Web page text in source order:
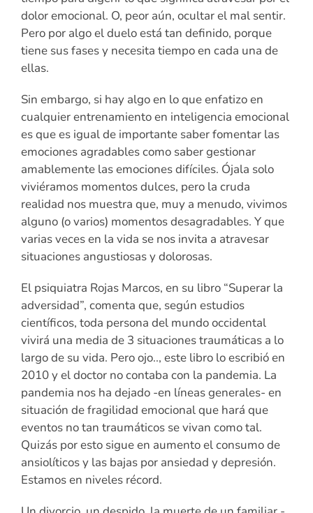
dolor emocional. O, peor aún, ocultar el mal sentir.
Pero por algo el duelo está tan definido, porque
tiene sus fases y necesita tiempo en cada una de
ellas.
Sin embargo, si hay algo en lo que enfatizo en
cualquier entrenamiento en inteligencia emocional
es que es igual de importante saber fomentar las
emociones agradables como saber gestionar
amablemente las emociones difíciles. Ójala solo
viviéramos momentos dulces, pero la cruda
realidad nos muestra que, muy a menudo, vivimos
alguno (o varios) momentos desagradables. Y que
varias veces en la vida se nos invita a atravesar
situaciones angustiosas y dolorosas.
El psiquiatra Rojas Marcos, en su libro “Superar la
adversidad”, comenta que, según estudios
científicos, toda persona del mundo occidental
vivirá una media de 3 situaciones traumáticas a lo
largo de su vida. Pero ojo.., este libro lo escribió en
2010 y el doctor no contaba con la pandemia. La
pandemia nos ha dejado -en líneas generales- en
situación de fragilidad emocional que hará que
eventos no tan traumáticos se vivan como tal.
Quizás por esto sigue en aumento el consumo de
ansiolíticos y las bajas por ansiedad y depresión.
Estamos en niveles récord.